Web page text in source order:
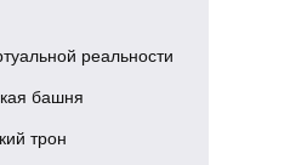
реальности
башня
трон